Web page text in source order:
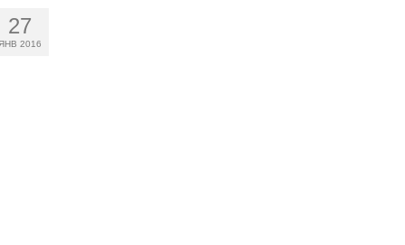
27
ЯНВ 2016